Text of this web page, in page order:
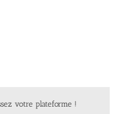
votre plateforme !